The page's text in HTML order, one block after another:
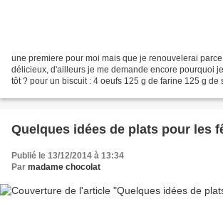
une premiere pour moi mais que je renouvelerai
délicieux, d'ailleurs je me demande encore pourquoi
tôt ? pour un biscuit : 4 oeufs 125 g de farine 125 g de
Quelques idées de plats pour les
Publié le 13/12/2014 à 13:34
Par madame chocolat